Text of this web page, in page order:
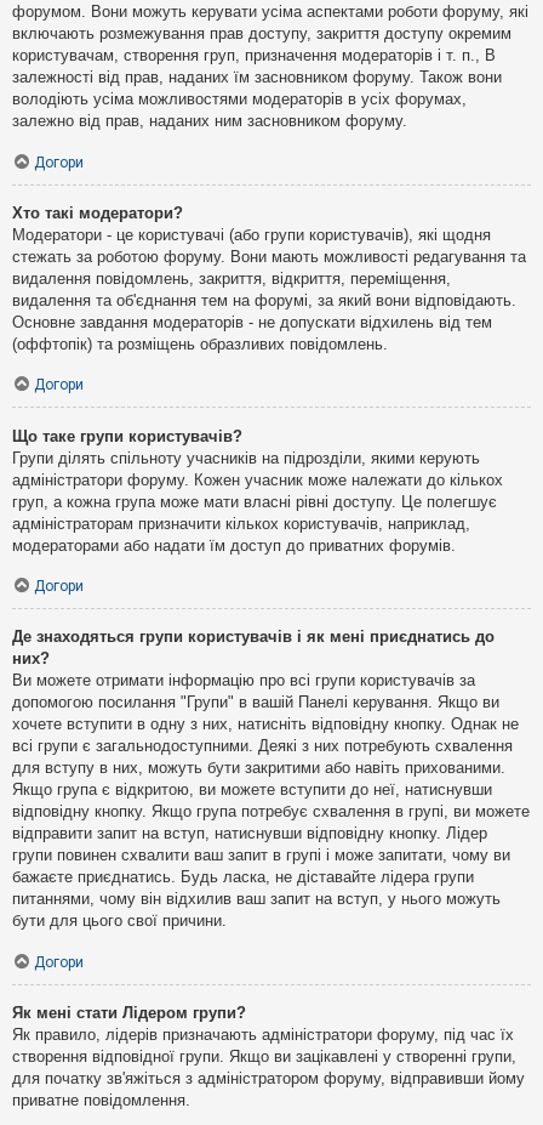
форумом. Вони можуть керувати усіма аспектами роботи форуму, які
включають розмежування прав доступу, закриття доступу окремим
користувачам, створення груп, призначення модераторів і т. п., В
залежності від прав, наданих їм засновником форуму. Також вони
володіють усіма можливостями модераторів в усіх форумах,
залежно від прав, наданих ним засновником форуму.
Догори
Хто такі модератори?
Модератори - це користувачі (або групи користувачів), які щодня
стежать за роботою форуму. Вони мають можливості редагування та
видалення повідомлень, закриття, відкриття, переміщення,
видалення та об'єднання тем на форумі, за який вони відповідають.
Основне завдання модераторів - не допускати відхилень від тем
(оффтопік) та розміщень образливих повідомлень.
Догори
Що таке групи користувачів?
Групи ділять спільноту учасників на підрозділи, якими керують
адміністратори форуму. Кожен учасник може належати до кількох
груп, а кожна група може мати власні рівні доступу. Це полегшує
адміністраторам призначити кількох користувачів, наприклад,
модераторами або надати їм доступ до приватних форумів.
Догори
Де знаходяться групи користувачів і як мені приєднатись до
них?
Ви можете отримати інформацію про всі групи користувачів за
допомогою посилання "Групи" в вашій Панелі керування. Якщо ви
хочете вступити в одну з них, натисніть відповідну кнопку. Однак не
всі групи є загальнодоступними. Деякі з них потребують схвалення
для вступу в них, можуть бути закритими або навіть прихованими.
Якщо група є відкритою, ви можете вступити до неї, натиснувши
відповідну кнопку. Якщо група потребує схвалення в групі, ви можете
відправити запит на вступ, натиснувши відповідну кнопку. Лідер
групи повинен схвалити ваш запит в групі і може запитати, чому ви
бажаєте приєднатись. Будь ласка, не діставайте лідера групи
питаннями, чому він відхилив ваш запит на вступ, у нього можуть
бути для цього свої причини.
Догори
Як мені стати Лідером групи?
Як правило, лідерів призначають адміністратори форуму, під час їх
створення відповідної групи. Якщо ви зацікавлені у створенні групи,
для початку зв'яжіться з адміністратором форуму, відправивши йому
приватне повідомлення.